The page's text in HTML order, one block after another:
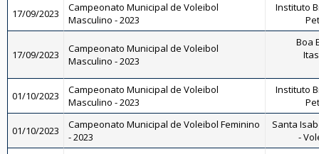
17/09/2023
Campeonato Municipal de Voleibol
Masculino - 2023
Instituto
17/09/2023
Campeonato Municipal de Voleibol
Masculino - 2023
Boa
01/10/2023
Campeonato Municipal de Voleibol
Masculino - 2023
Instituto
01/10/2023
Campeonato Municipal de Voleibol Feminino
- 2023
Santa
-